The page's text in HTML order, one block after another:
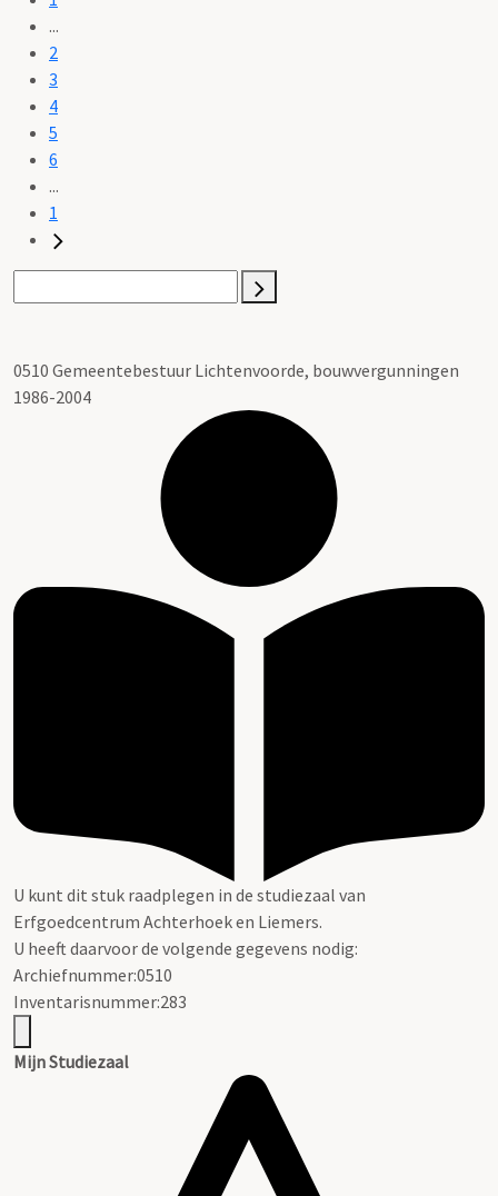
...
2
3
4
5
6
...
1
0510 Gemeentebestuur Lichtenvoorde, bouwvergunningen
1986-2004
U kunt dit stuk raadplegen in de studiezaal van
Erfgoedcentrum Achterhoek en Liemers.
U heeft daarvoor de volgende gegevens nodig:
Archiefnummer:0510
Inventarisnummer:283
Mijn Studiezaal